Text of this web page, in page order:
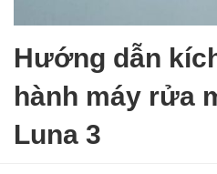
Hướng dẫn
hành máy rửa
Luna 3